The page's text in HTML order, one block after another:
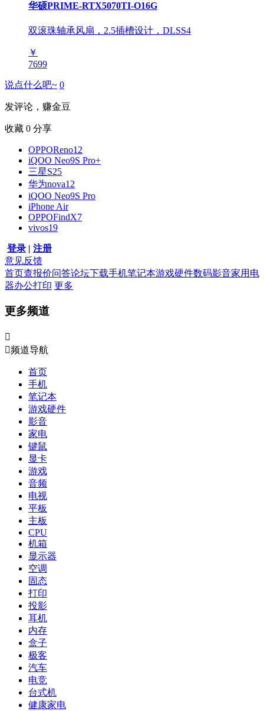
华硕PRIME-RTX5070TI-O16G
双滚珠轴承风扇，2.5插槽设计，DLSS4
￥
7699
说点什么吧~ 0
发评论，赚金豆
收藏 0 分享
OPPOReno12
iQOO Neo9S Pro+
三星S25
华为nova12
iQOO Neo9S Pro
iPhone Air
OPPOFindX7
vivos19
登录 | 注册
意见反馈
首页查报价问答论坛下载手机笔记本游戏硬件数码影音家用电
器办公打印 更多
更多频道

频道导航
首页
手机
笔记本
游戏硬件
影音
家电
键鼠
显卡
游戏
音频
电视
平板
主板
CPU
机箱
显示器
空调
固态
打印
投影
耳机
内存
盒子
极客
汽车
电竞
台式机
健康家电